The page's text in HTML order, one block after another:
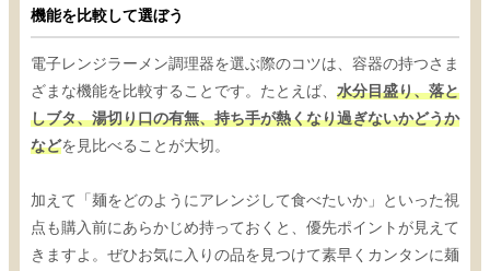
機能を比較して選ぼう
電子レンジラーメン調理器を選ぶ際のコツは、容器の持つさま
ざまな機能を比較することです。たとえば、 水分目盛り、落と
しブタ、湯切り口の有無、持ち手が熱くなり過ぎないかどうか
などを見比べることが大切。
加えて「麺をどのようにアレンジして食べたいか」といった視
点も購入前にあらかじめ持っておくと、優先ポイントが見えて
きますよ。ぜひお気に入りの品を見つけて素早くカンタンに麺